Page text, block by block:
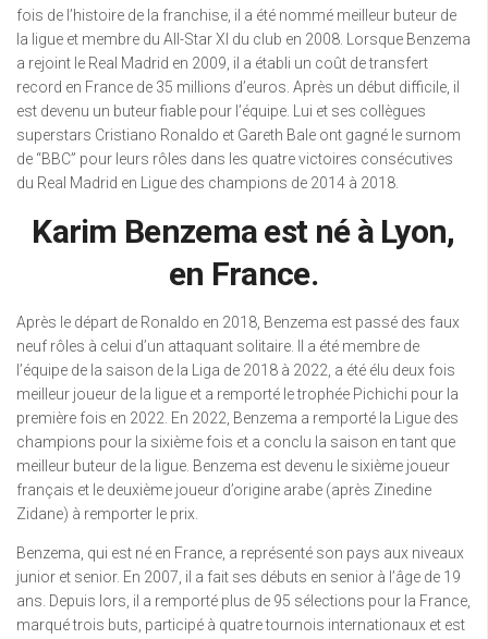
fois de l’histoire de la franchise, il a été nommé meilleur buteur de
la ligue et membre du All-Star XI du club en 2008. Lorsque Benzema
a rejoint le Real Madrid en 2009, il a établi un coût de transfert
record en France de 35 millions d’euros. Après un début difficile, il
est devenu un buteur fiable pour l’équipe. Lui et ses collègues
superstars Cristiano Ronaldo et Gareth Bale ont gagné le surnom
de “BBC” pour leurs rôles dans les quatre victoires consécutives
du Real Madrid en Ligue des champions de 2014 à 2018.
Karim Benzema est né à Lyon,
en France.
Après le départ de Ronaldo en 2018, Benzema est passé des faux
neuf rôles à celui d’un attaquant solitaire. Il a été membre de
l’équipe de la saison de la Liga de 2018 à 2022, a été élu deux fois
meilleur joueur de la ligue et a remporté le trophée Pichichi pour la
première fois en 2022. En 2022, Benzema a remporté la Ligue des
champions pour la sixième fois et a conclu la saison en tant que
meilleur buteur de la ligue. Benzema est devenu le sixième joueur
français et le deuxième joueur d’origine arabe (après Zinedine
Zidane) à remporter le prix.
Benzema, qui est né en France, a représenté son pays aux niveaux
junior et senior. En 2007, il a fait ses débuts en senior à l’âge de 19
ans. Depuis lors, il a remporté plus de 95 sélections pour la France,
marqué trois buts, participé à quatre tournois internationaux et est